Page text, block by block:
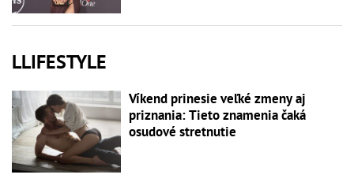
LLIFESTYLE
Víkend prinesie veľké zmeny aj
priznania: Tieto znamenia čaká
osudové stretnutie